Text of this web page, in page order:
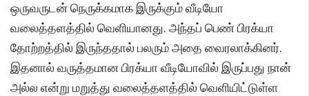
ஒருவருடன் நெருக்கமாக இருக்கும் வீடியோ
வலைத்தளத்தில் வெளியானது. அந்தப் பெண் பிரக்யா
தோற்றத்தில் இருந்ததால் பலரும் அதை வைரலாக்கினர்.
இதனால் வருத்தமான பிரக்யா வீடியோவில் இருப்பது நான்
அல்ல என்று மறுத்து வலைத்தளத்தில் வெளியிட்டுள்ள